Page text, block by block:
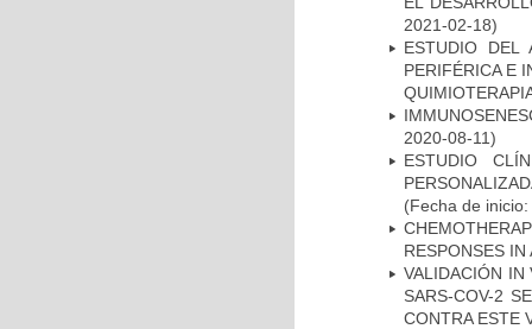
2021-02-18)
ESTUDIO DEL
PERIFÉRICA E
2020-08-11)
ESTUDIO
(Fecha de
RESPONSES IN
VALIDACIÓN IN
SARS-COV-2
CONTRA ESTE